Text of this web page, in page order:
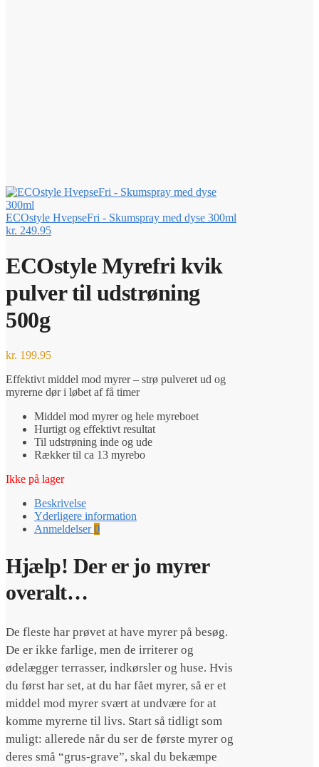
ECOstyle HvepseFri - Skumspray med dyse 300ml
kr. 249.95
ECOstyle Myrefri kvik
pulver til udstrøning
500g
kr. 199.95
Effektivt middel mod myrer – strø pulveret ud og
myrerne dør i løbet af få timer
Middel mod myrer og hele myreboet
Hurtigt og effektivt resultat
Til udstrøning inde og ude
Rækker til ca 13 myrebo
Ikke på lager
Beskrivelse
Yderligere information
Anmeldelser0
Hjælp! Der er jo myrer
overalt…
De fleste har prøvet at have myrer på besøg.
De er ikke farlige, men de irriterer og
ødelægger terrasser, indkørsler og huse. Hvis
du først har set, at du har fået myrer, så er et
middel mod myrer svært at undvære for at
komme myrerne til livs. Start så tidligt som
muligt: allerede når du ser de første myrer og
deres små “grus-grave”, skal du bekæmpe